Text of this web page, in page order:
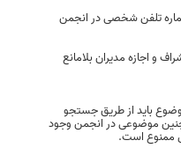
تلفن شخصی در انجمن
و اجازه مدیران بلامانع
باید از طریق جستجو
موضوعی در انجمن وجود
ممنوع است.